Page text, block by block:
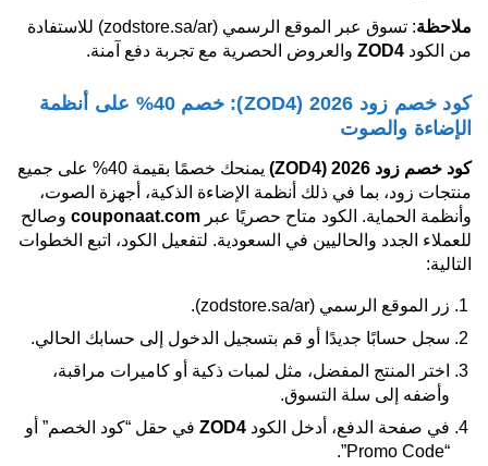
ملاحظة
: تسوق عبر الموقع الرسمي (zodstore.sa/ar) للاستفادة
من الكود ZOD4 والعروض الحصرية مع تجربة دفع آمنة.
كود خصم زود 2026 (ZOD4): خصم 40% على أنظمة
الإضاءة والصوت
كود خصم زود 2026 (ZOD4)
يمنحك خصمًا بقيمة 40% على جميع
منتجات زود، بما في ذلك أنظمة الإضاءة الذكية، أجهزة الصوت،
وأنظمة الحماية. الكود متاح حصريًا عبر couponaat.com وصالح
للعملاء الجدد والحاليين في السعودية. لتفعيل الكود، اتبع الخطوات
التالية:
زر الموقع الرسمي (zodstore.sa/ar).
سجل حسابًا جديدًا أو قم بتسجيل الدخول إلى حسابك الحالي.
اختر المنتج المفضل، مثل لمبات ذكية أو كاميرات مراقبة،
وأضفه إلى سلة التسوق.
في صفحة الدفع، أدخل الكود ZOD4 في حقل “كود الخصم” أو
“Promo Code”.